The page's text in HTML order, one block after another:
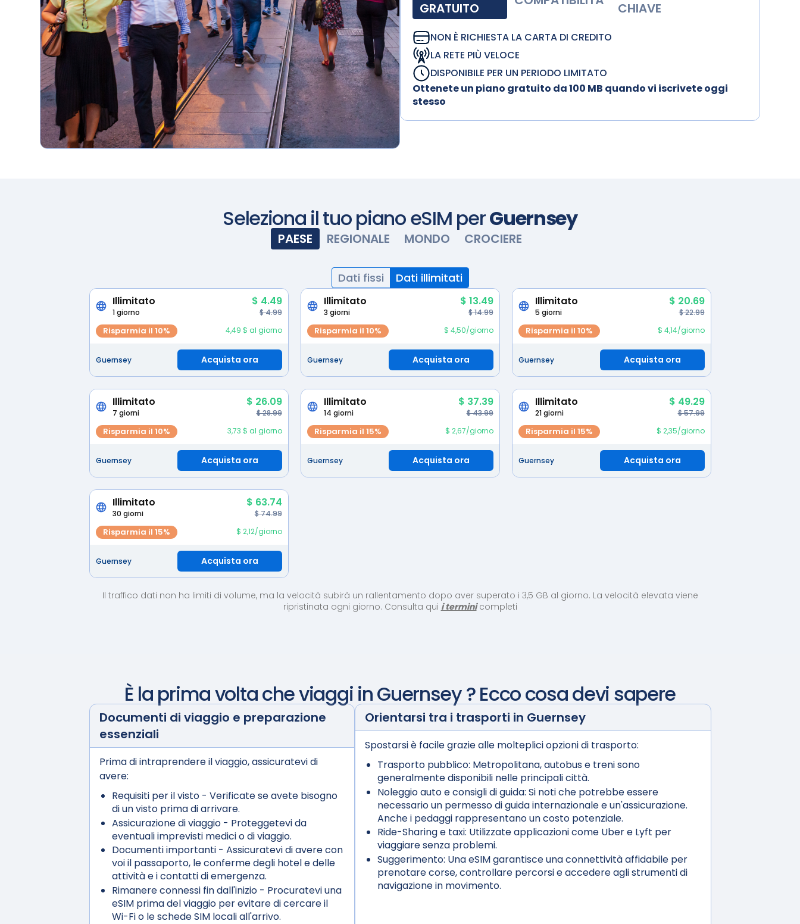
terraferma e il
mare
GRATUITO
CHIAVE
NON È RICHIESTA LA CARTA DI CREDITO
LA RETE PIÙ VELOCE
DISPONIBILE PER UN PERIODO LIMITATO
Ottenete un piano gratuito da 100 MB quando vi iscrivete oggi
stesso
Seleziona il tuo piano eSIM perGuernsey
PAESE REGIONALE MONDO CROCIERE
Dati fissi Dati illimitati
Illimitato $ 4.49
1 giorno $ 4.99
Risparmia il 10% 4,49 $ al giorno
Guernsey Acquista ora
Illimitato $ 13.49
3 giorni $ 14.99
Risparmia il 10% $ 4,50/giorno
Guernsey Acquista ora
Illimitato $ 20.69
5 giorni $ 22.99
Risparmia il 10% $ 4,14/giorno
Guernsey Acquista ora
Illimitato $ 26.09
7 giorni $ 28.99
Risparmia il 10% 3,73 $ al giorno
Guernsey Acquista ora
Illimitato $ 37.39
14 giorni $ 43.99
Risparmia il 15% $ 2,67/giorno
Guernsey Acquista ora
Illimitato $ 49.29
21 giorni $ 57.99
Risparmia il 15% $ 2,35/giorno
Guernsey Acquista ora
Illimitato $ 63.74
30 giorni $ 74.99
Risparmia il 15% $ 2,12/giorno
Guernsey Acquista ora
Il traffico dati non ha limiti di volume, ma la velocità subirà un rallentamento dopo aver superato i 3,5 GB al giorno. La velocità elevata viene
ripristinata ogni giorno. Consulta qui i terminicompleti
È la prima volta che viaggi inGuernsey? Ecco cosa devi sapere
Documenti di viaggio e preparazione
essenziali
Prima di intraprendere il viaggio, assicuratevi di
avere:
Requisiti per il visto- Verificate se avete bisogno
di un visto prima di arrivare.
Assicurazione di viaggio- Proteggetevi da
eventuali imprevisti medici o di viaggio.
Documenti importanti- Assicuratevi di avere con
voi il passaporto, le conferme degli hotel e delle
attività e i contatti di emergenza.
Rimanere connessi fin dall'inizio- Procuratevi una
eSIM prima del viaggio per evitare di cercare il
Wi-Fi o le schede SIM locali all'arrivo.
Orientarsi tra i trasporti in Guernsey
Spostarsi è facile grazie alle molteplici opzioni di trasporto:
Trasporto pubblico: Metropolitana, autobus e treni sono
generalmente disponibili nelle principali città.
Noleggio auto e consigli di guida: Si noti che potrebbe essere
necessario un permesso di guida internazionale e un'assicurazione.
Anche i pedaggi rappresentano un costo potenziale.
Ride-Sharing e taxi: Utilizzate applicazioni come Uber e Lyft per
viaggiare senza problemi.
Suggerimento: Una eSIM garantisce una connettività affidabile per
prenotare corse, controllare percorsi e accedere agli strumenti di
navigazione in movimento.